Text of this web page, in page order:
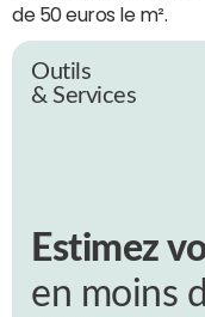
de 50 euros le m².
Outils
& Services
Estimez
en moins